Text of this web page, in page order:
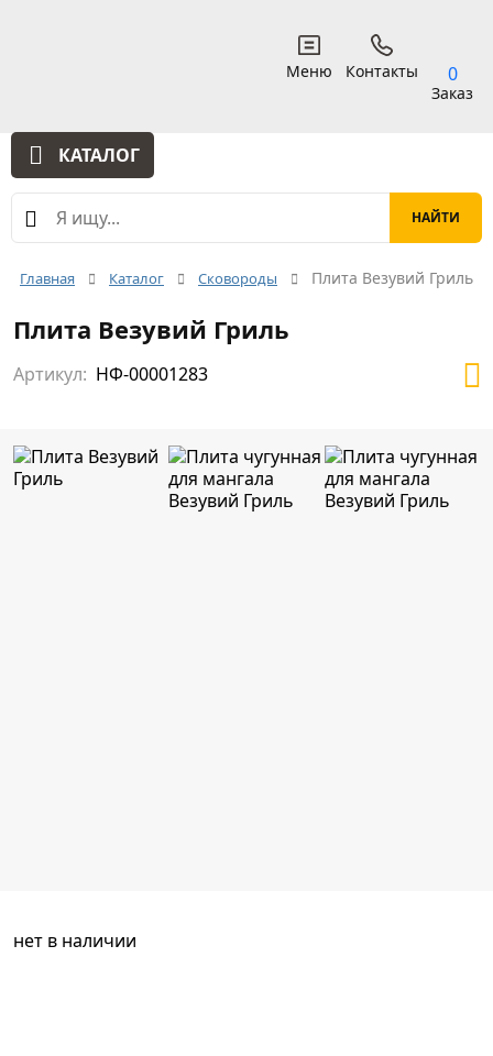
КАТАЛОГ
Меню Контакты 0
Заказ
Главная Каталог Сковороды Плита Везувий Гриль
Плита Везувий Гриль
Артикул: НФ-00001283
нет в наличии